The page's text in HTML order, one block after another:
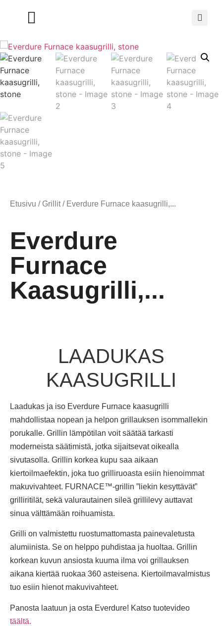
Etusivu / Grillit/ Everdure Furnace kaasugrilli,...
Everdure
Furnace
Kaasugrilli,...
LAADUKAS
KAASUGRILLI
Laadukas ja iso Everdure Furnace kaasugrilli
mahdollistaa nopean ja helpon grillauksen isommallekin
porukalle. Grillin lämpötilan voit säätää tarkasti
moderneista säätimistä, jotka sijaitsevat oikealla
sivutasolla. Grillin korkea kupu saa aikaan
kiertoilmaefektin, joka tuo grilliruoasta esiin hienoimmat
makuvivahteet. FURNACE™-grillin ”liekin kesyttävät”
grilliritilät, sekä valurautainen sileä grillilevy auttavat
sinua välttämään roihuamista.
Grilli on valmistettu ruostumattomasta painevaletusta
alumiinista. Se on helppo puhdistaa ja huoltaa. Grillin
korkean kuvun ansiosta kuuma ilma voi grillauksen
aikana kiertää ruokaa 360 asteisena. Kiertoilmavalmistus
tuo esiin hienot makuvivahteet.
Panosta laatuun ja osta Everdure! Katso tuotevideo
täältä.